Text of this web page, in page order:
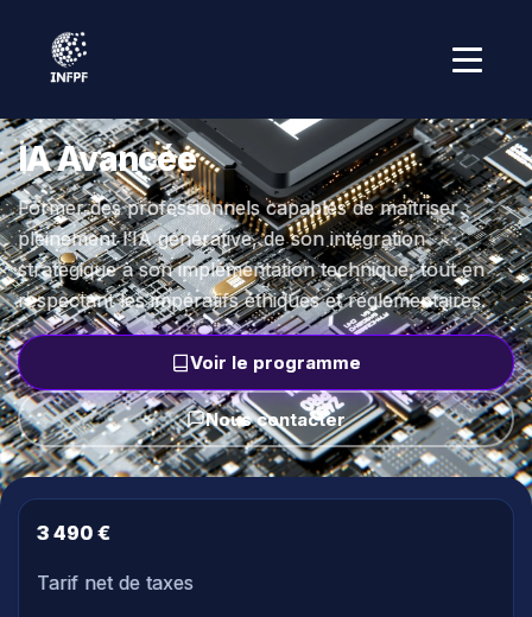
IA Avancée
Former des professionnels capables de maîtriser
pleinement l’IA générative, de son intégration
stratégique à son implémentation technique, tout en
respectant les impératifs éthiques et réglementaires.
Voir le programme
Nous contacter
3 490 €
Tarif net de taxes